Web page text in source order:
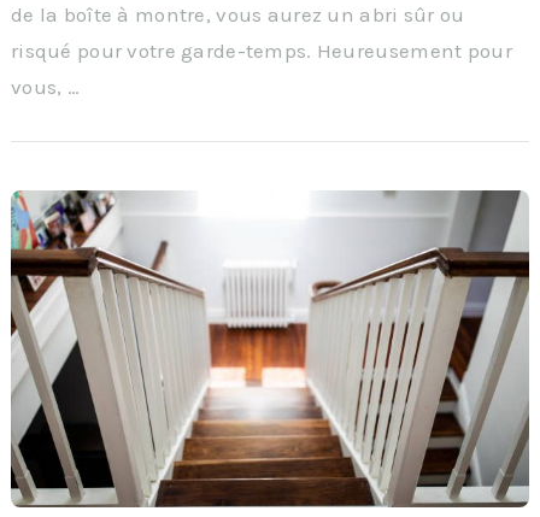
de la boîte à montre, vous aurez un abri sûr ou
risqué pour votre garde-temps. Heureusement pour
vous, …